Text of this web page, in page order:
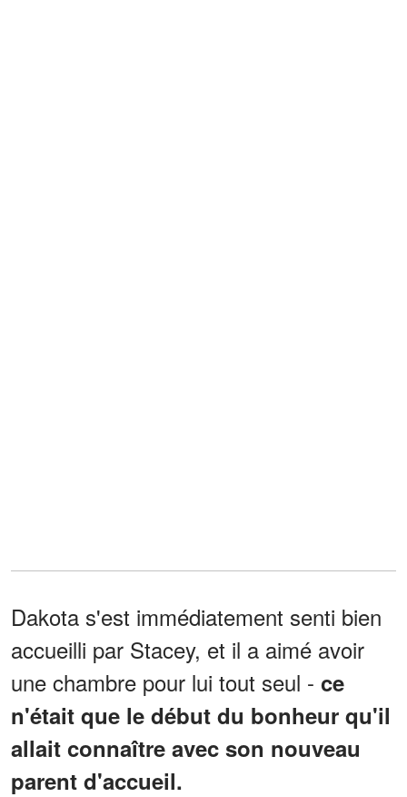
Dakota s'est immédiatement senti bien
accueilli par Stacey, et il a aimé avoir
une chambre pour lui tout seul - ce
n'était que le début du bonheur qu'il
allait connaître avec son nouveau
parent d'accueil.